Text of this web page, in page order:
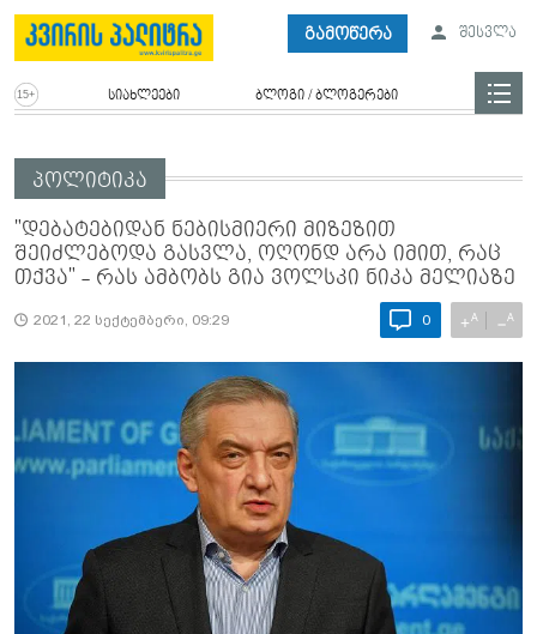
გამოწერა შესვლა
სიახლეები ბლოგი / ბლოგერები
პოლიტიკა
"დებატებიდან ნებისმიერი მიზეზით
შეიძლებოდა გასვლა, ოღონდ არა იმით, რაც
თქვა" - რას ამბობს გია ვოლსკი ნიკა მელიაზე
2021, 22 სექტემბერი, 09:29 0 +A −A